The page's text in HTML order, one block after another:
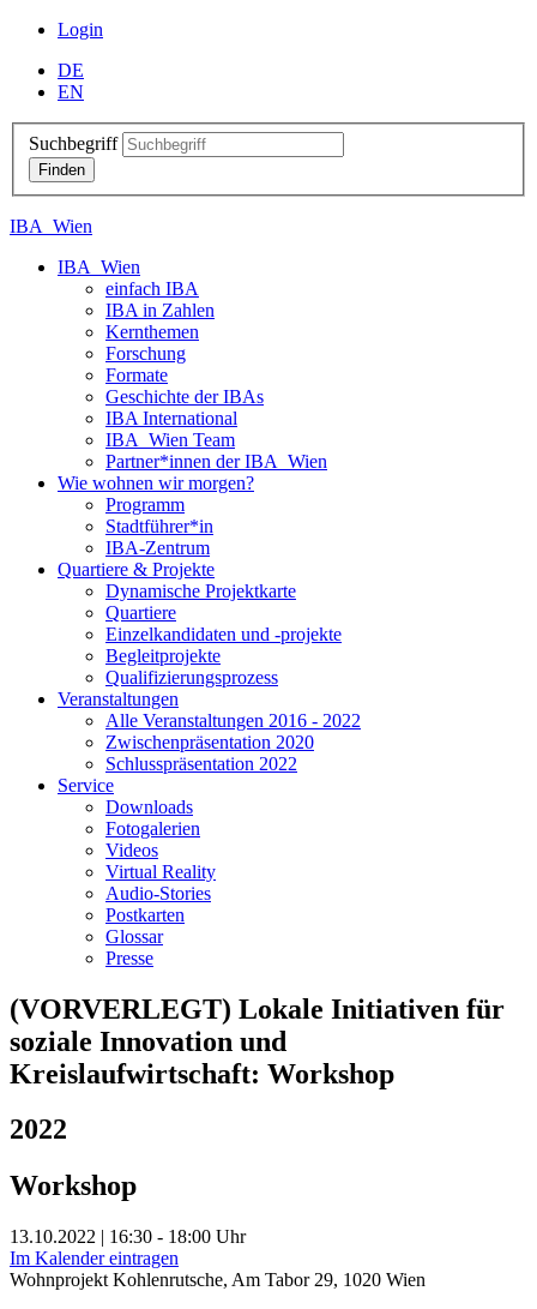
Login
DE
EN
Suchbegriff
IBA_Wien
IBA_Wien
einfach IBA
IBA in Zahlen
Kernthemen
Forschung
Formate
Geschichte der IBAs
IBA International
IBA_Wien Team
Partner*innen der IBA_Wien
Wie wohnen wir morgen?
Programm
Stadtführer*in
IBA-Zentrum
Quartiere & Projekte
Dynamische Projektkarte
Quartiere
Einzelkandidaten und -projekte
Begleitprojekte
Qualifizierungsprozess
Veranstaltungen
Alle Veranstaltungen 2016 - 2022
Zwischenpräsentation 2020
Schlusspräsentation 2022
Service
Downloads
Fotogalerien
Videos
Virtual Reality
Audio-Stories
Postkarten
Glossar
Presse
(VORVERLEGT) Lokale Initiativen für
soziale Innovation und
Kreislaufwirtschaft: Workshop
2022
Workshop
13.10.2022 | 16:30 - 18:00 Uhr
Im Kalender eintragen
Wohnprojekt Kohlenrutsche, Am Tabor 29, 1020 Wien